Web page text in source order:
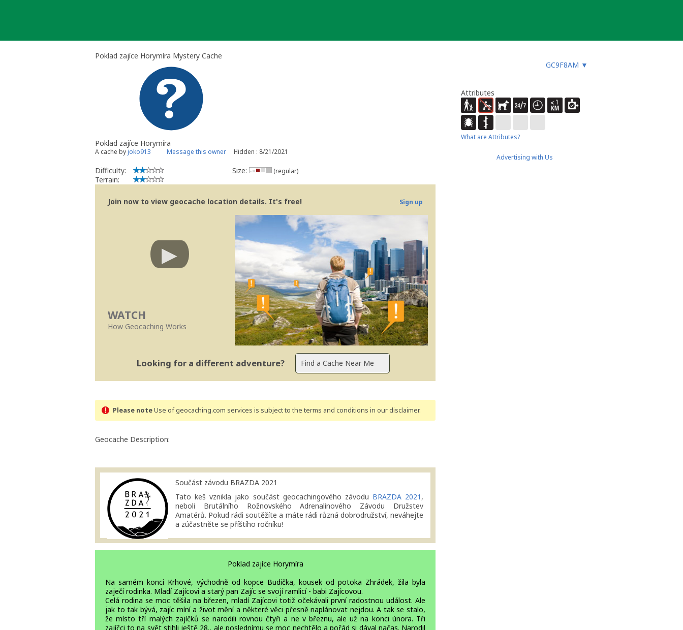
Poklad zajíce Horymíra Mystery Cache
GC9F8AM ▼
Poklad zajíce Horymíra
A cache byjoko913 Message this owner Hidden : 8/21/2021
Difficulty:
Terrain:
Size: (regular)
Join now to view geocache location details. It's free! Sign up
WATCH
How Geocaching Works
Looking for a different adventure?
Please noteUse of geocaching.com services is subject to the terms and conditions in our disclaimer.
Geocache Description:
Součást závodu BRAZDA 2021
Tato keš vznikla jako součást geocachingového závodu BRAZDA 2021 ,
neboli Brutálního Rožnovského Adrenalinového Závodu Družstev
Amatérů. Pokud rádi soutěžíte a máte rádi různá dobrodružství, neváhejte
a zúčastněte se příštího ročníku!
Poklad zajíce Horymíra
Na samém konci Krhové, východně od kopce Budička, kousek od potoka Zhrádek, žila byla
zaječí rodinka. Mladí Zajícovi a starý pan Zajíc se svojí ramlicí - babi Zajícovou.
Celá rodina se moc těšila na březen, mladí Zajícovi totiž očekávali první radostnou událost. Ale
jak to tak bývá, zajíc míní a život mění a některé věci přesně naplánovat nejdou. A tak se stalo,
že místo tří malých zajíčků se narodili rovnou čtyři a ne v březnu, ale už na konci února. Tři
zajíčci to na svět stihli ještě 28., ale poslednímu se moc nechtělo a pořád si dával načas. Narodil
Attributes
What are Attributes?
Advertising with Us